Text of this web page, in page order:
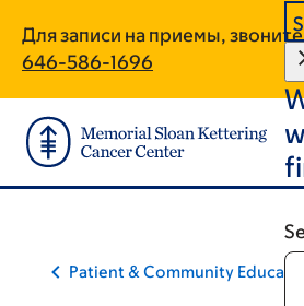
main
content
footer
Для записи на приемы,
646-586-1696
Patient & Community